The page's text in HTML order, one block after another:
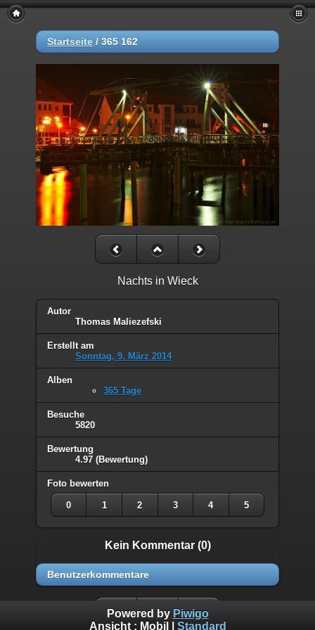
Startseite / 365 162
Nachts in Wieck
Autor
Thomas Maliezefski
Erstellt am
Sonntag, 9. März 2014
Alben
365 Tage
Besuche
5820
Bewertung
4.97 (Bewertung)
Foto bewerten
0 1 2 3 4 5
Kein Kommentar (0)
Benutzerkommentare
Powered by Piwigo
Ansicht : Mobil Standard